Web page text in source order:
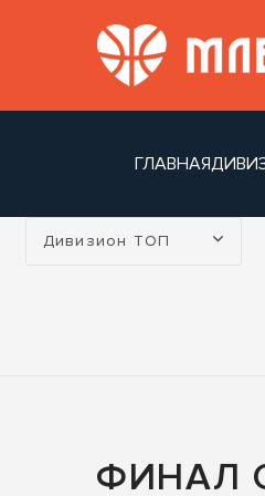
ГЛАВНАЯ
Турнир:
Дивизион ТОП
ФИНАЛ